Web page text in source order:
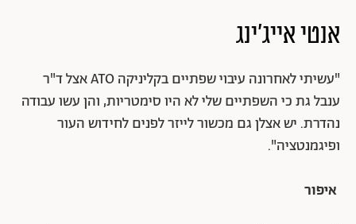
אנטי אייג'ינג
"עשיתי לאחרונה עיבוי שפתיים בקליניקה ATO אצל ד"ר
ענבל גת כי השפתיים שלי לא היו סימטריות, והן עשו עבודה
נהדרת. יש אצלן גם מכשור לייזר לפנים לחידוש העור
ופיגמנטציה".
איפור